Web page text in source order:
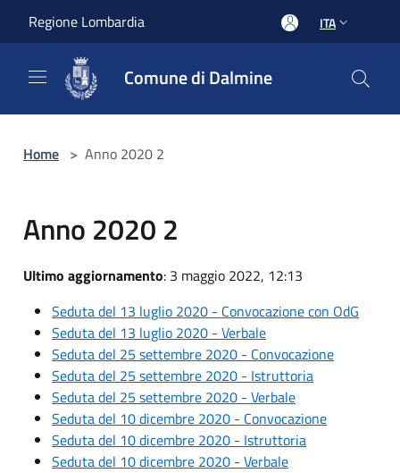
Regione Lombardia ITA
Comune di Dalmine
Home > Anno 2020 2
Anno 2020 2
Ultimo aggiornamento: 3 maggio 2022, 12:13
Seduta del 13 luglio 2020 - Convocazione con OdG
Seduta del 13 luglio 2020 - Verbale
Seduta del 25 settembre 2020 - Convocazione
Seduta del 25 settembre 2020 - Istruttoria
Seduta del 25 settembre 2020 - Verbale
Seduta del 10 dicembre 2020 - Convocazione
Seduta del 10 dicembre 2020 - Istruttoria
Seduta del 10 dicembre 2020 - Verbale